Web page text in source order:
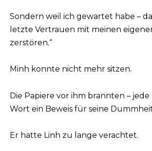
Sondern weil ich gewartet habe –
letzte Vertrauen mit meinen
zerstören.“
Minh konnte nicht mehr sitzen.
Die Papiere vor ihm brannten – jede
Wort ein Beweis für seine
Er hatte Linh zu lange verachtet.